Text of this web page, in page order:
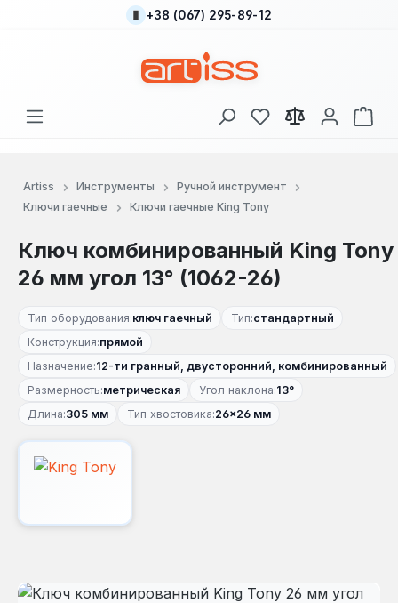
Перейти к основному содержанию
+38 (067) 295-89-12
У вас есть товары
В
Artiss Инструменты
Ручной инструмент
Ключи гаечные
Ключи гаечные King Tony
Ключ комбинированный King Tony
26 мм угол 13° (1062-26)
Тип оборудования:ключ гаечный Тип:стандартный
Конструкция:прямой
Назначение:12-ти гранный, двусторонний, комбинированный
Размерность:метрическая Угол наклона:13°
Длина:305 мм Тип хвостовика:26×26 мм
Пропустить галерею изображений